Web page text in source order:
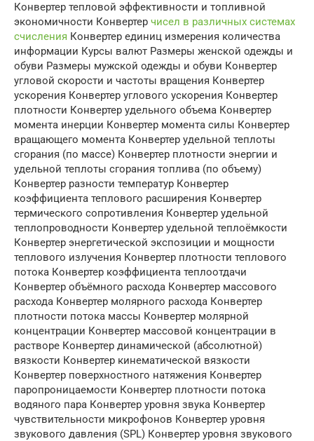
Конвертер тепловой эффективности и топливной
экономичности Конвертер чисел в различных системах
счисления Конвертер единиц измерения количества
информации Курсы валют Размеры женской одежды и
обуви Размеры мужской одежды и обуви Конвертер
угловой скорости и частоты вращения Конвертер
ускорения Конвертер углового ускорения Конвертер
плотности Конвертер удельного объема Конвертер
момента инерции Конвертер момента силы Конвертер
вращающего момента Конвертер удельной теплоты
сгорания (по массе) Конвертер плотности энергии и
удельной теплоты сгорания топлива (по объему)
Конвертер разности температур Конвертер
коэффициента теплового расширения Конвертер
термического сопротивления Конвертер удельной
теплопроводности Конвертер удельной теплоёмкости
Конвертер энергетической экспозиции и мощности
теплового излучения Конвертер плотности теплового
потока Конвертер коэффициента теплоотдачи
Конвертер объёмного расхода Конвертер массового
расхода Конвертер молярного расхода Конвертер
плотности потока массы Конвертер молярной
концентрации Конвертер массовой концентрации в
растворе Конвертер динамической (абсолютной)
вязкости Конвертер кинематической вязкости
Конвертер поверхностного натяжения Конвертер
паропроницаемости Конвертер плотности потока
водяного пара Конвертер уровня звука Конвертер
чувствительности микрофонов Конвертер уровня
звукового давления (SPL) Конвертер уровня звукового